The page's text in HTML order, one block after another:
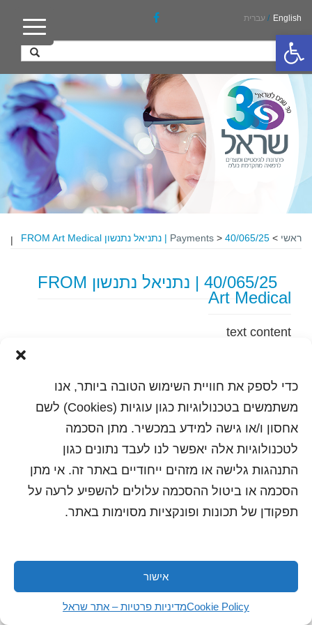
פתח סרגל נגישות
כדי לספק את חוויית השימוש הטובה ביותר, אנו
משתמשים בטכנולוגיות כגון עוגיות (Cookies) לשם
אחסון ו/או גישה למידע במכשיר. מתן הסכמה
לטכנולוגיות אלה יאפשר לנו לעבד נתונים כגון
התנהגות גלישה או מזהים ייחודיים באתר זה. אי מתן
הסכמה או ביטול ההסכמה עלולים להשפיע לרעה על
תפקודן של תכונות ופונקציות מסוימות באתר.
אישור
Cookie Policyמדיניות פרטיות – אתר שראל
English
/ עברית
ראשי >
Payments > 40/065/25 | נתניאל נתנשון FROM Art Medical |
40/065/25 | נתניאל נתנשון FROM
Art Medical
text content
כל הזכויות שמורות לשראל 2018 | עיצוב ותכנות: סטודיו
"היוצרים"